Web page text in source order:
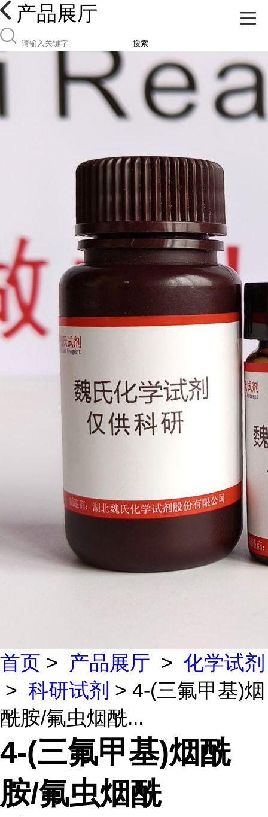
产品展厅
搜索
首页 > 产品展厅 > 化学试剂
> 科研试剂 > 4-(三氟甲基)烟
酰胺/氟虫烟酰...
4-(三氟甲基)烟酰
胺/氟虫烟酰